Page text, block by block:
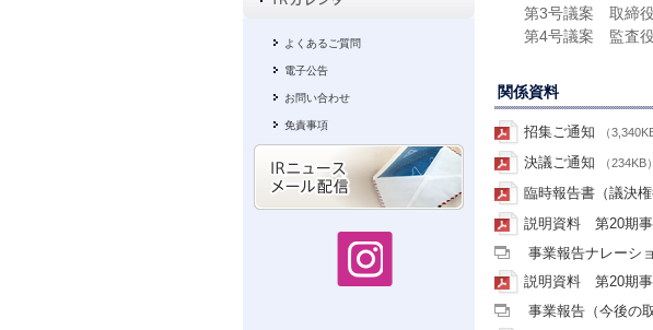
よくあるご質問
電子公告
お問い合わせ
免責事項
第3号議案 取締
第4号議案 監査
関係資料
招集ご通知 （
決議ご通知 （234KB）
臨時報告書（議決権
説明資料 第20期
事業報告ナレーシ
説明資料 第20期事
事業報告（今後の